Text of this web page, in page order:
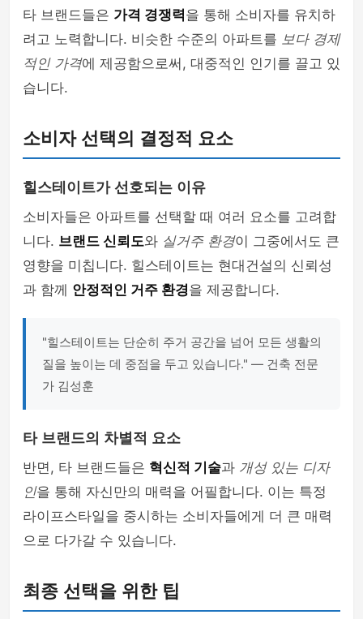
타 브랜드들은 가격 경쟁력을 통해 소비자를 유치하
려고 노력합니다. 비슷한 수준의 아파트를 보다 경제
적인 가격에 제공함으로써, 대중적인 인기를 끌고 있
습니다.
소비자 선택의 결정적 요소
힐스테이트가 선호되는 이유
소비자들은 아파트를 선택할 때 여러 요소를 고려합
니다. 브랜드 신뢰도와 실거주 환경이 그중에서도 큰
영향을 미칩니다. 힐스테이트는 현대건설의 신뢰성
과 함께 안정적인 거주 환경을 제공합니다.
"힐스테이트는 단순히 주거 공간을 넘어 모든 생활의
질을 높이는 데 중점을 두고 있습니다." — 건축 전문
가 김성훈
타 브랜드의 차별적 요소
반면, 타 브랜드들은 혁신적 기술과 개성 있는 디자
인을 통해 자신만의 매력을 어필합니다. 이는 특정
라이프스타일을 중시하는 소비자들에게 더 큰 매력
으로 다가갈 수 있습니다.
최종 선택을 위한 팁